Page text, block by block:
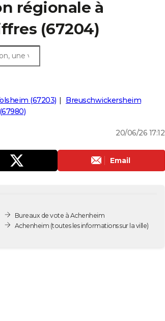
régionale à
(67204)
(67203)
Breuschwickersheim
20/06/26 17:12
Email
Bureaux de vote à Achenheim
Achenheim (toutes les informations sur la ville)